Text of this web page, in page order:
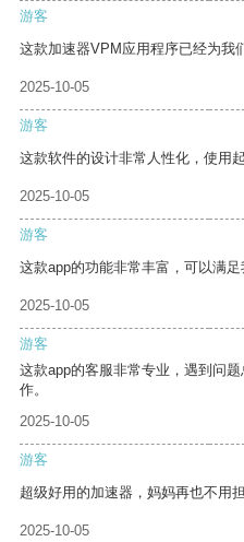
游客
这款加速器VPM应用程序已经为我
2025-10-05
游客
这款软件的设计非常人性化，使用
2025-10-05
游客
这款app的功能非常丰富，可以满足
2025-10-05
游客
这款app的客服非常专业，遇到问
作。
2025-10-05
游客
超级好用的加速器，妈妈再也不用
2025-10-05